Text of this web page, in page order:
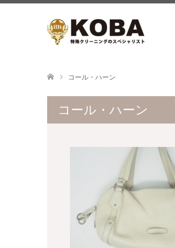
コール・ハーン
コール・ハーン